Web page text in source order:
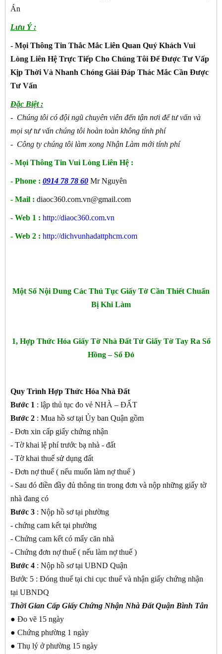
Án
Lưu Ý :
- Mọi Thông Tin Thắc Mắc Liên Quan Quý Khách Vui
Lòng Liên Hệ Trực Tiếp Cho Chúng Tôi Để Được Tư Vấp
Kịp Thời Và Nhanh Chóng Giải Đáp Thác Mắc Cần Được
Tư Vấn
Đặc Biệt :
- Chúng tôi có đội ngũ chuyên viên đến tận nơi để tư vấn và
mọi sự tư vấn chúng tôi hoàn toàn không tính phí
- Công ty chúng tôi làm xong Nhận Làm mới tính phí
- Mọi Thông Tin Vui Lòng Liên Hệ :
- Phone : 0914 78 78 60 Mr Nguyên
- Mail : diaoc360.com.vn@gmail.com
- Web 1 : http://diaoc360.com.vn
- Web 2 : http://dichvunhadattphcm.com
Một Số Nội Dung Các Thủ Tục Giấy Tờ Cần Thiết Chuẩn
Bị Khi Làm
1, Hợp Thức Hóa Giấy Tờ Nhà Đất Từ Giấy Tờ Tay Ra Sổ
Hồng – Sổ Đỏ
Quy Trình Hợp Thức Hóa Nhà Đất
Bước 1 : lập thủ tục đo vẻ NHÀ – ĐẤT
Bước 2 : Mua hồ sơ tại Ủy ban Quận gồm
- Đơn xin cấp giấy chứng nhận
- Tờ khai lệ phí trước bạ nhà - đất
- Tờ khai thuế sử dụng đất
- Đơn nợ thuế ( nếu muốn làm nợ thuế )
- Sau đó điền đầy đủ thông tin trong đơn và nộp những giấy tờ
nhà đang có
Bước 3 : Nộp hồ sơ tại phường
- chứng cam kết tại phường
- Chứng cam kết có mấy căn nhà
- Chứng đơn nợ thuế ( nếu làm nợ thuế )
Bước 4 : Nộp hồ sơ tại UBND Quận
Bước 5 : Đóng thuế tại chi cục thuế và nhận giấy chứng nhận
tại UBNDQ
Thời Gian Cấp Giấy Chứng Nhận Nhà Đất Quận Bình Tân
● Đo vẽ 15 ngày
● Chứng phường 1 ngày
● Thụ lý ở phường 15 ngày